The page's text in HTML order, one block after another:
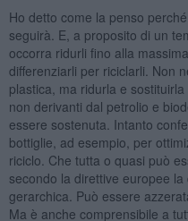
Ho detto come la penso
seguirà. E, a proposito di un
occorra ridurli fino alla
differenziarli per riciclarli. Non
plastica, ma ridurla e
non derivanti dal petrolio e
essere sostenuta. Intanto
bottiglie, ad esempio, per
riciclo. Che tutta o quasi può
secondo la direttive europee la
gerarchica. Può essere
Ma è anche comprensibile a